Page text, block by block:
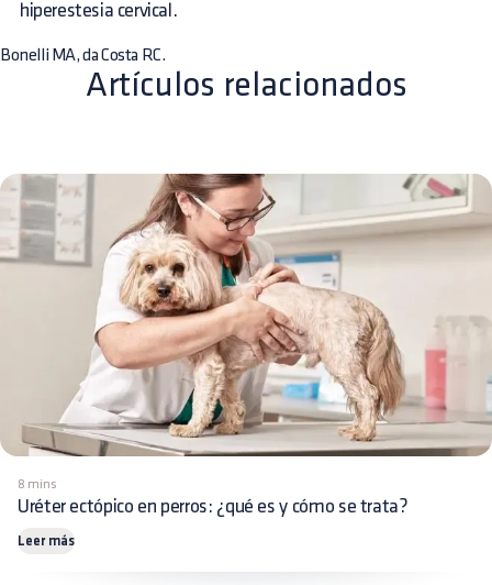
hiperestesia cervical.
Bonelli MA, da Costa RC.
Artículos relacionados
8 mins
Uréter ectópico en perros: ¿qué es y cómo se trata?
Leer más